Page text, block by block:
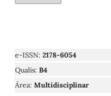
e-ISSN: 2178-6054
Qualis: B4
Área: Multidisciplinar